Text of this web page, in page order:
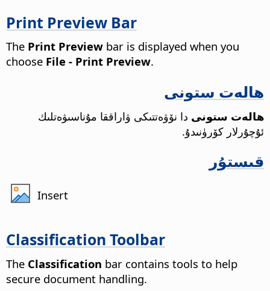
Print Preview Bar
The Print Preview bar is displayed when you
choose File - Print Preview.
ھالەت ستونى
ھالەت ستونى دا نۆۋەتتىكى ۋاراققا مۇناسىۋەتلىك
ئۇچۇرلار كۆرۈنىدۇ.
قىستۇر
Insert
Classification Toolbar
The Classification bar contains tools to help
secure document handling.